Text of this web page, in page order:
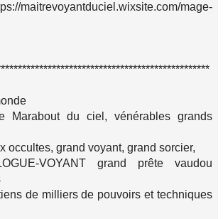
maitrevoyantduciel.wixsite.com/mage-
Marabout du ciel, vénérables grands
occultes, grand voyant, grand sorcier,
VOYANT grand prête vaudou
de milliers de pouvoirs et techniques